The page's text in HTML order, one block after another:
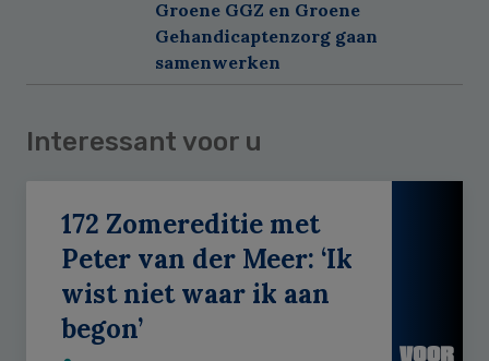
Groene GGZ en Groene
Gehandicaptenzorg gaan
samenwerken
Interessant voor u
172 Zomereditie met
Peter van der Meer: ‘Ik
wist niet waar ik aan
begon’